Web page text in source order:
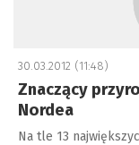
30.03.2012 (11:48)
Znaczący
Nordea
Na tle 13